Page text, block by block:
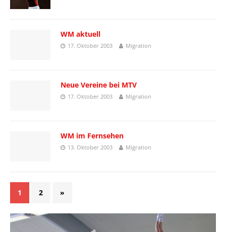
WM aktuell
17. Oktober 2003 Migration
Neue Vereine bei MTV
17. Oktober 2003 Migration
WM im Fernsehen
13. Oktober 2003 Migration
1 2 »